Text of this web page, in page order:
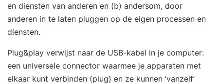
en diensten van anderen en (b) andersom, door
anderen in te laten pluggen op de eigen processen en
diensten.
Plug&play verwijst naar de USB-kabel in je computer:
een universele connector waarmee je apparaten met
elkaar kunt verbinden (plug) en ze kunnen ‘vanzelf’